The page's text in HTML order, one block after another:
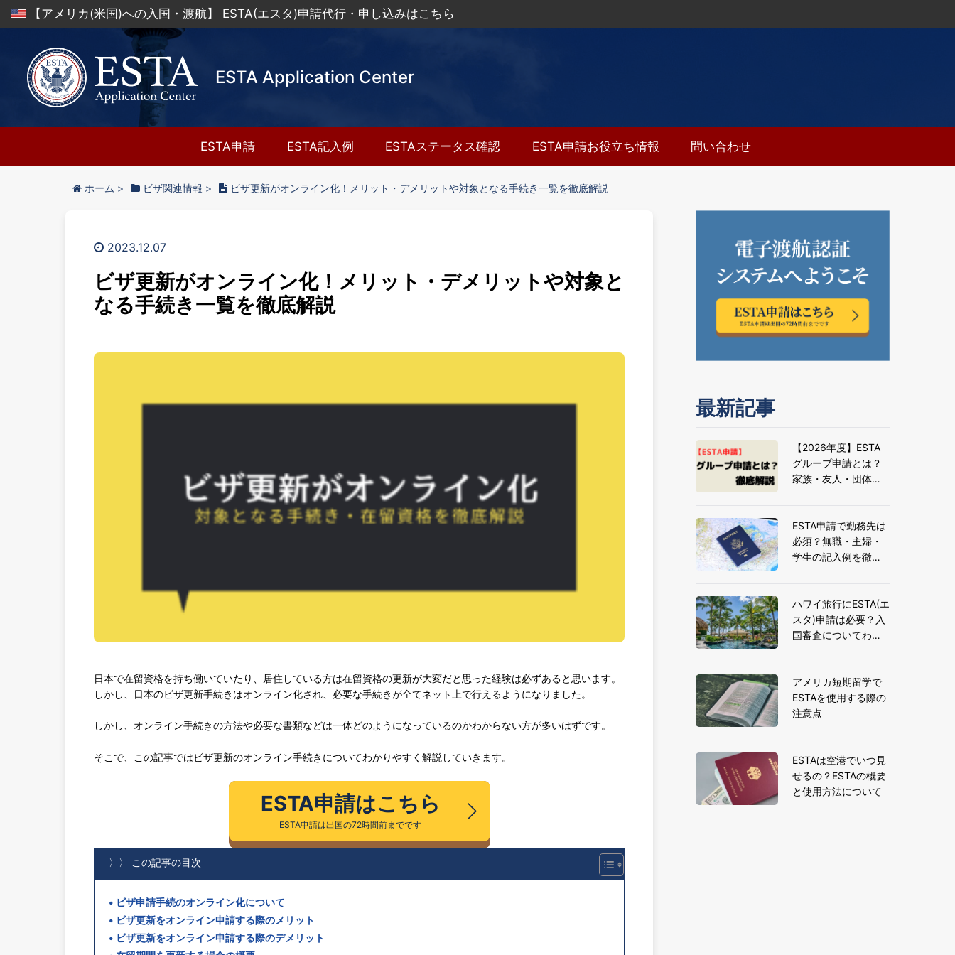
【アメリカ(米国)への入国・渡航】 ESTA(エスタ)申請代行・申し込みはこちら
ESTA Application Center
ESTA申請 ESTA記入例 ESTAステータス確認 ESTA申請お役立ち情報 問い合わせ
ホーム > ビザ関連情報 > ビザ更新がオンライン化！メリット・デメリットや対象となる手続き一覧を徹底解説
2023.12.07
ビザ更新がオンライン化！メリット・デメリットや対象と
なる手続き一覧を徹底解説
日本で在留資格を持ち働いていたり、居住している方は在留資格の更新が大変だと思った経験は必ずあると思います。
しかし、日本のビザ更新手続きはオンライン化され、必要な手続きが全てネット上で行えるようになりました。
しかし、オンライン手続きの方法や必要な書類などは一体どのようになっているのかわからない方が多いはずです。
そこで、この記事ではビザ更新のオンライン手続きについてわかりやすく解説していきます。
ESTA申請はこちら
ESTA申請は出国の72時間前までです
〉〉 この記事の目次
ビザ申請手続のオンライン化について
ビザ更新をオンライン申請する際のメリット
ビザ更新をオンライン申請する際のデメリット
最新記事
【2026年度】ESTA
グループ申請とは？
家族・友人・団体旅
ESTA申請で勤務先は
必須？無職・主婦・
学生の記入例を徹底
ハワイ旅行にESTA(エ
スタ)申請は必要？入
国審査についてわか
アメリカ短期留学で
ESTAを使用する際の
注意点
ESTAは空港でいつ見
せるの？ESTAの概要
と使用方法について